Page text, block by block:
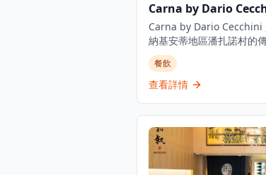
Carna by Dario
Carna by Dario Cecchini
納基安蒂地區潘扎諾村的
Cecchini 創立的現代意大
滿活力的意大利牛扒屋概
尾的理念,專注於來自意大
夜12時,週末中午12時至
至午夜12時。這家屢獲殊
位名廚屠夫的願景,將正
統帶到香港。
餐飲
查看詳情